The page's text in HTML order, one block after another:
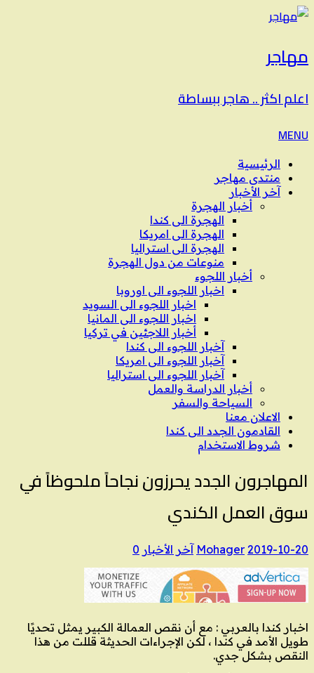
مهاجر
اعلم اكثر .. هاجر ببساطة
MENU
الرئيسية
منتدى مهاجر
آخر الأخبار
أخبار الهجرة
الهجرة الى كندا
الهجرة الى امريكا
الهجرة الى استراليا
منوعات من دول الهجرة
أخبار اللجوء
اخبار اللجوء الى اوروبا
اخبار اللجوء الى السويد
اخبار اللجوء الى المانيا
أخبار اللاجئين في تركيا
آخبار اللجوء الى كندا
آخبار اللجوء الى امريكا
آخبار اللجوء الى استراليا
أخبار الدراسة والعمل
السياحة والسفر
الاعلان معنا
القادمون الجدد الى كندا
شروط الاستخدام
المهاجرون الجدد يحرزون نجاحاً ملحوظاً في
سوق العمل الكندي
2019-10-20
Mohager آخر الأخبار 0
اخبار كندا بالعربي : مع أن نقص العمالة الكبير يمثل تحديًا
طويل الأمد في كندا ، لكن الإجراءات الحديثة قللت من هذا
النقص بشكل جدي.